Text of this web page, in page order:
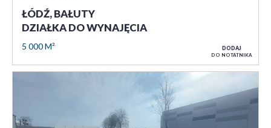
ŁÓDŹ, BAŁUTY
DZIAŁKA DO WYNAJĘCIA
5 000 M² DODAJ
DO NOTATNIKA